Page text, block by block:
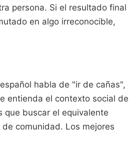
persona. Si el resultado final
en algo irreconocible,
habla de "ir de cañas",
entienda el contexto social de
que buscar el equivalente
comunidad. Los mejores